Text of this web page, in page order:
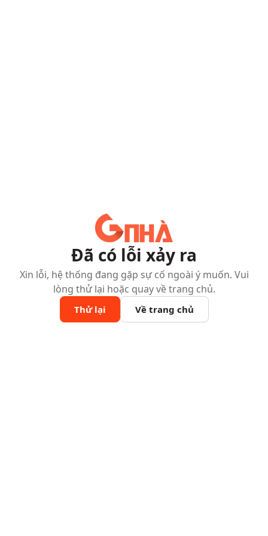
Đã có lỗi xảy ra
Xin lỗi, hệ thống đang gặp sự cố ngoài ý muốn. Vui
lòng thử lại hoặc quay về trang chủ.
Thử lại Về trang chủ